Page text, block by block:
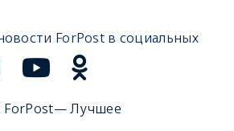
ForPost в социальных
ForPost— Лучшее